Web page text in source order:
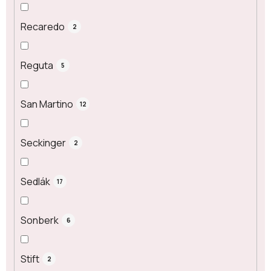
Recaredo 2
Reguta 5
San Martino 12
Seckinger 2
Sedlák 17
Sonberk 6
Stift 2